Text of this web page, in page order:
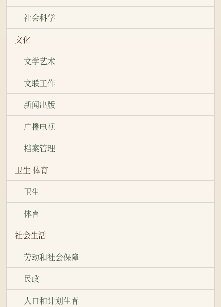
社会科学
文化
文学艺术
文联工作
新闻出版
广播电视
档案管理
卫生 体育
卫生
体育
社会生活
劳动和社会保障
民政
人口和计划生育